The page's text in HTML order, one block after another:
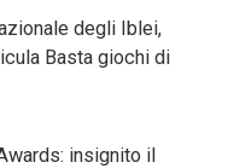
degli Iblei,
Basta giochi di
insignito il